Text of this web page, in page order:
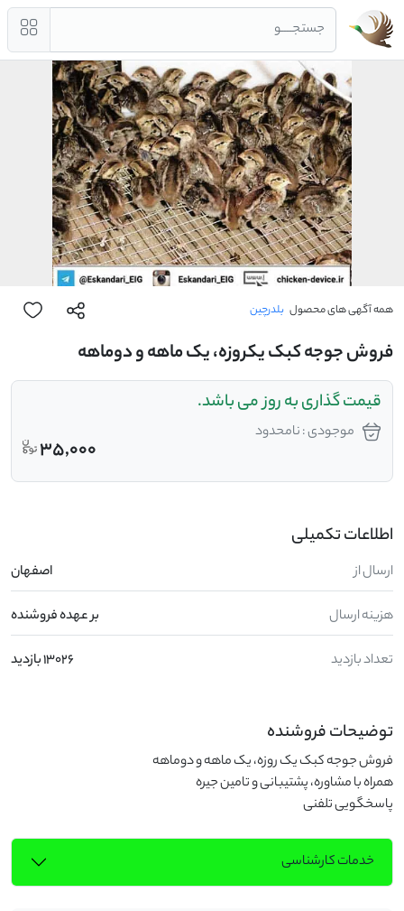
جستجــــو
همه آگهی های محصول بلدرچین
فروش جوجه کبک یکروزه، یک ماهه و دوماهه
قیمت گذاری به روز می باشد.
موجودی : نامحدود
35,000
اطلاعات تکمیلی
ارسال از اصفهان
هزینه ارسال بر عهده فروشنده
تعداد بازدید 13026 بازدید
توضیحات فروشنده
پاسخگویی تلفنی
خدمات کارشناسی